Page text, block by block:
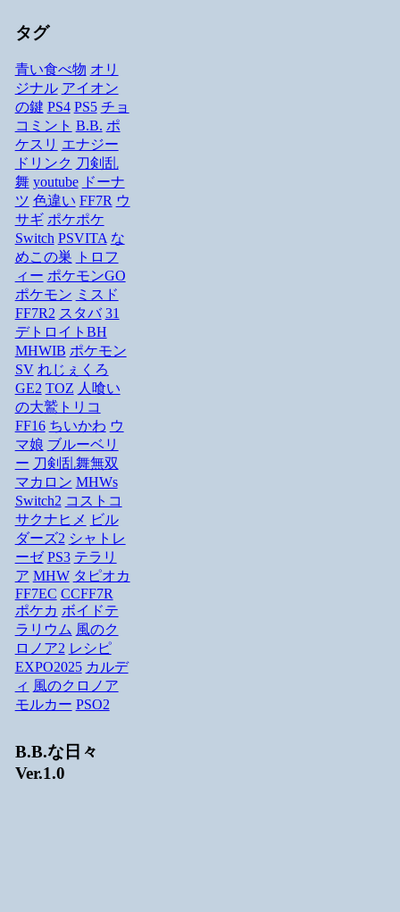
タグ
青い食べ物 オリ
ジナル アイオン
の鍵 PS4 PS5 チョ
コミント B.B. ポ
ケスリ エナジー
ドリンク 刀剣乱
舞 youtube
ドーナ
ツ 色違い FF7R ウ
サギ ポケポケ
Switch PSVITA な
めこの巣
トロフ
ィー ポケモンGO
ポケモン ミスド
FF7R2 スタバ 31
デトロイトBH
MHWIB ポケモン
SV れじぇくろ
GE2 TOZ 人喰い
の大鷲トリコ
FF16 ちいかわ ウ
マ娘 ブルーベリ
ー 刀剣乱舞無双
マカロン MHWs
Switch2 コストコ
サクナヒメ ビル
ダーズ2 シャトレ
ーゼ PS3 テラリ
ア MHW タピオカ
FF7EC CCFF7R
ポケカ ボイドテ
ラリウム 風のク
ロノア2 レシピ
EXPO2025 カルデ
ィ 風のクロノア
モルカー PSO2
B.B.な日々
Ver.1.0